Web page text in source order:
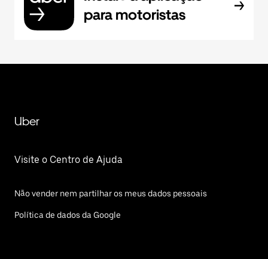
para motoristas
Uber
Visite o Centro de Ajuda
Não vender nem partilhar os meus dados pessoais
Política de dados da Google